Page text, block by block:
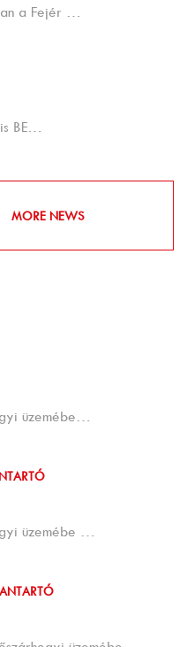
a Fejér …
BE…
MORE NEWS
üzemébe…
üzemébe …